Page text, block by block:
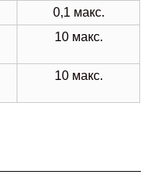
0,1 макс.
10 макс.
10 макс.